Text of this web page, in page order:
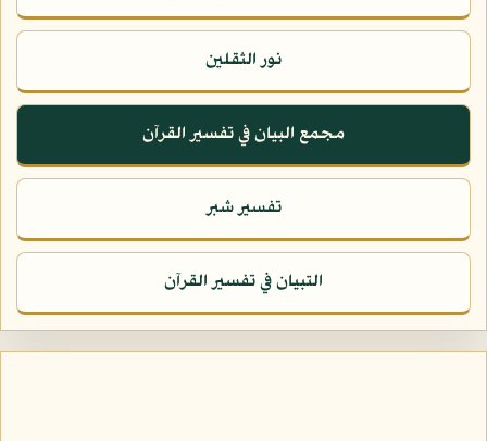
نور الثقلين
مجمع البيان في تفسير القرآن
تفسير شبر
التبيان في تفسير القرآن